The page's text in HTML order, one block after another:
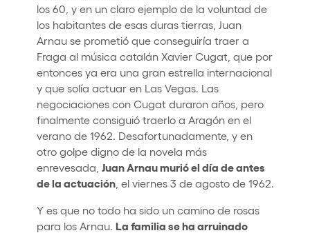
los 60, y en un claro ejemplo de la voluntad de
los habitantes de esas duras tierras, Juan
Arnau se prometió que conseguiría traer a
Fraga al música catalán Xavier Cugat, que por
entonces ya era una gran estrella internacional
y que solía actuar en Las Vegas. Las
negociaciones con Cugat duraron años, pero
finalmente consiguió traerlo a Aragón en el
verano de 1962. Desafortunadamente, y en
otro golpe digno de la novela más
enrevesada, Juan Arnau murió el día de antes
de la actuación, el viernes 3 de agosto de 1962.
Y es que no todo ha sido un camino de rosas
para los Arnau. La familia se ha arruinado